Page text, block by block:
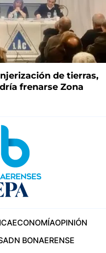
de tierras,
frenarse Zona
ECONOMÍAOPINIÓN
ADN BONAERENSE